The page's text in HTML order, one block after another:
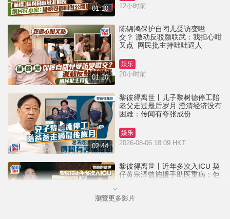
01:10 12小时前
01:20
陈锦鸿保护自闭儿受访变嗌
交？ 激动反驳颜联武：我担心咁
又点 网民批主持咄咄逼人
娱乐
20小时前
02:44
黎彼得离世丨儿子黎树德停工陪
老父走过最后岁月 澄清经济没有
困难：传闻有夸张成份
娱乐
2026-08-06 18:09 HKT
黎彼得离世丨近年多次入ICU 契
仔黄宗泽曾施援手助医重病：佢
娱乐
瀏覽更多影片